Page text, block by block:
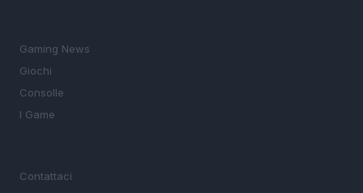
Gaming News
Giochi
Consolle
I Game
Contattaci